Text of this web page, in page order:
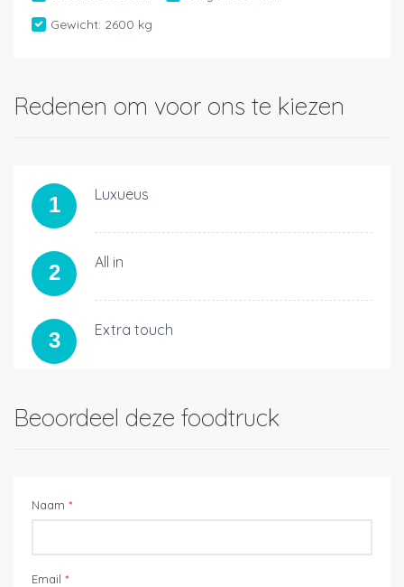
Gewicht: 2600 kg
Redenen om voor ons te kiezen
1 Luxueus
2 All in
3 Extra touch
Beoordeel deze foodtruck
Naam *
Email *